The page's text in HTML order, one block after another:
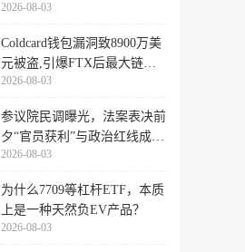
2026-08-03
Coldcard钱包漏洞致8900万美
元被盗,引爆FTX后最大链上
迁移潮
2026-08-03
参议院民调曝光，法案表决前
夕“官员获利”与政治红线成最
大
2026-08-03
为什么7709等杠杆ETF，本质
上是一种天然负EV产品？
2026-08-03